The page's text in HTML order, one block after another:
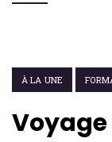
À LA UNE
Voyage